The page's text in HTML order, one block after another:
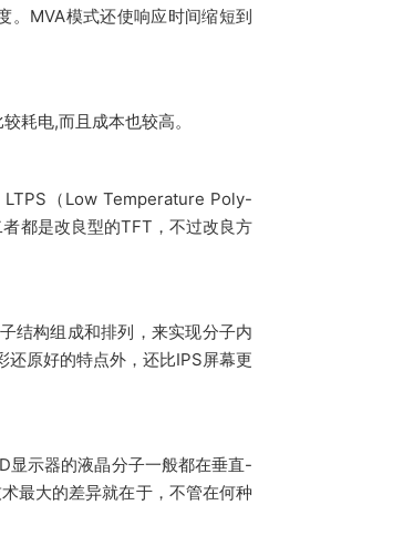
。MVA模式还使响应时间缩短到
耗电,而且成本也较高。
（Low Temperature Poly-
都是改良型的TFT，不过改良方
结构组成和排列，来实现分子内
还原好的特点外，还比IPS屏幕更
显示器的液晶分子一般都在垂直-
最大的差异就在于，不管在何种